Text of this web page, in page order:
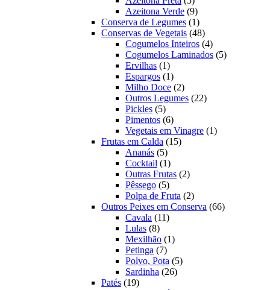
produtos
Azeitona Verde 99
produtos
Conserva de Legumes 11
produto
Conservas de Vegetais 4848
produtos
Cogumelos Inteiros 44
produtos
Cogumelos Laminados 55
Ervilhas 11
produto
Espargos 11
produto
Milho Doce 22
produtos
Outros Legumes 2222
Pickles 55
produtos
Pimentos 66
produtos
Vegetais em Vinagre 11
Frutas em Calda 1515
Ananás 55
produtos
Cocktail 11
produto
Outras Frutas 22
Pêssego 55
produtos
Polpa de Fruta 22
produtos
Outros Peixes em Conserva 6666
Cavala 1111
Lulas 88
produtos
Mexilhão 11
Petinga 77
produtos
Polvo, Pota 55
Sardinha 2626
Patés 1919